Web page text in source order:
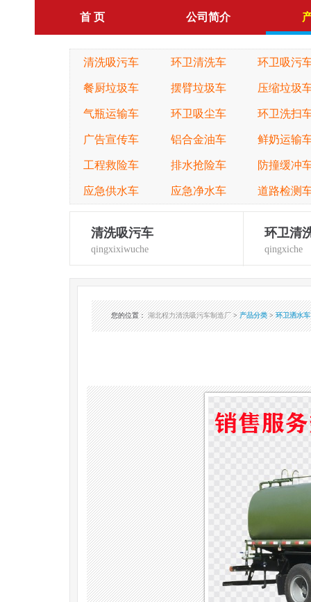
首 页 公司简介
清洗吸污车 环卫清洗车 环卫吸污
餐厨垃圾车 摆臂垃圾车 压缩垃圾
气瓶运输车 环卫吸尘车 环卫洗扫
广告宣传车 铝合金油车 鲜奶运输
工程救险车 排水抢险车 防撞缓冲
应急供水车 应急净水车 道路检测
清洗吸污车
qingxixiwuche
环卫清
qingxiche
您的位置：湖北程力清洗吸污车制造厂>产品分类>环卫洒水车